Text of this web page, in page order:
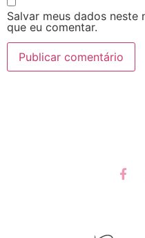
Salvar meus dados
que eu comentar.